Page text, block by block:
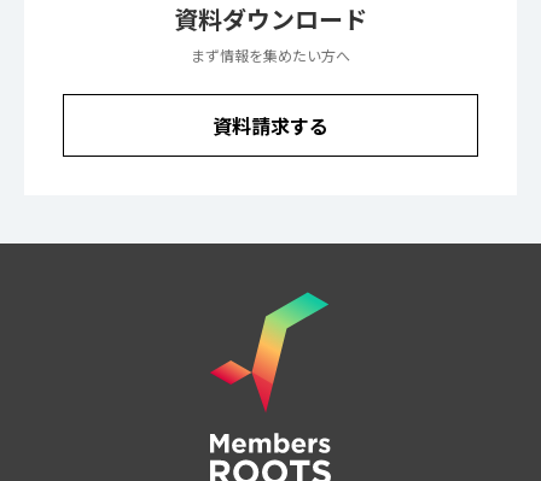
資料ダウンロード
まず情報を集めたい方へ
資料請求する